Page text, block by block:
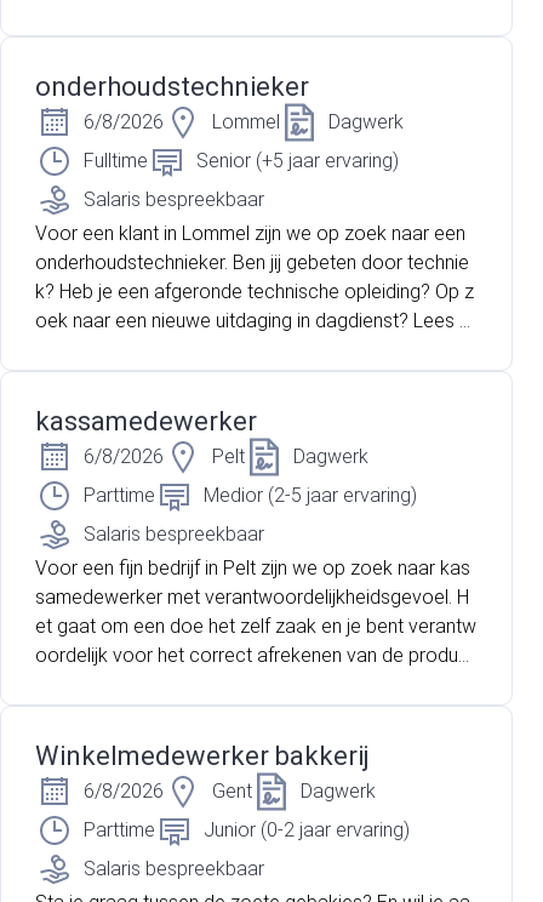
onderhoudstechnieker
6/8/2026 Lommel
Dagwerk
Fulltime
Senior (+5 jaar ervaring)
Salaris bespreekbaar
Voor een klant in Lommel zijn we op zoek naar een
onderhoudstechnieker. Ben jij gebeten door technie
k? Heb je een afgeronde technische opleiding? Op z
oek naar een nieuwe uitdaging in dagdienst? Lees d
kassamedewerker
6/8/2026 Pelt
Dagwerk
Parttime
Medior (2-5 jaar ervaring)
Salaris bespreekbaar
Voor een fijn bedrijf in Pelt zijn we op zoek naar kas
samedewerker met verantwoordelijkheidsgevoel. H
et gaat om een doe het zelf zaak en je bent verantw
oordelijk voor het correct afrekenen van de product
met cijfers? Dan hebben we de uitdaging voor jou!
Winkelmedewerker bakkerij
6/8/2026 Gent
Dagwerk
Parttime
Junior (0-2 jaar ervaring)
Salaris bespreekbaar